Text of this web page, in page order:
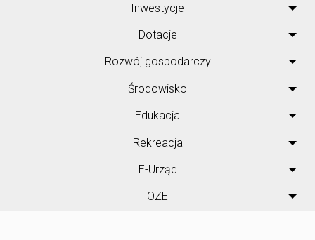
Inwestycje
Dotacje
Rozwój gospodarczy
Środowisko
Edukacja
Rekreacja
E-Urząd
OZE